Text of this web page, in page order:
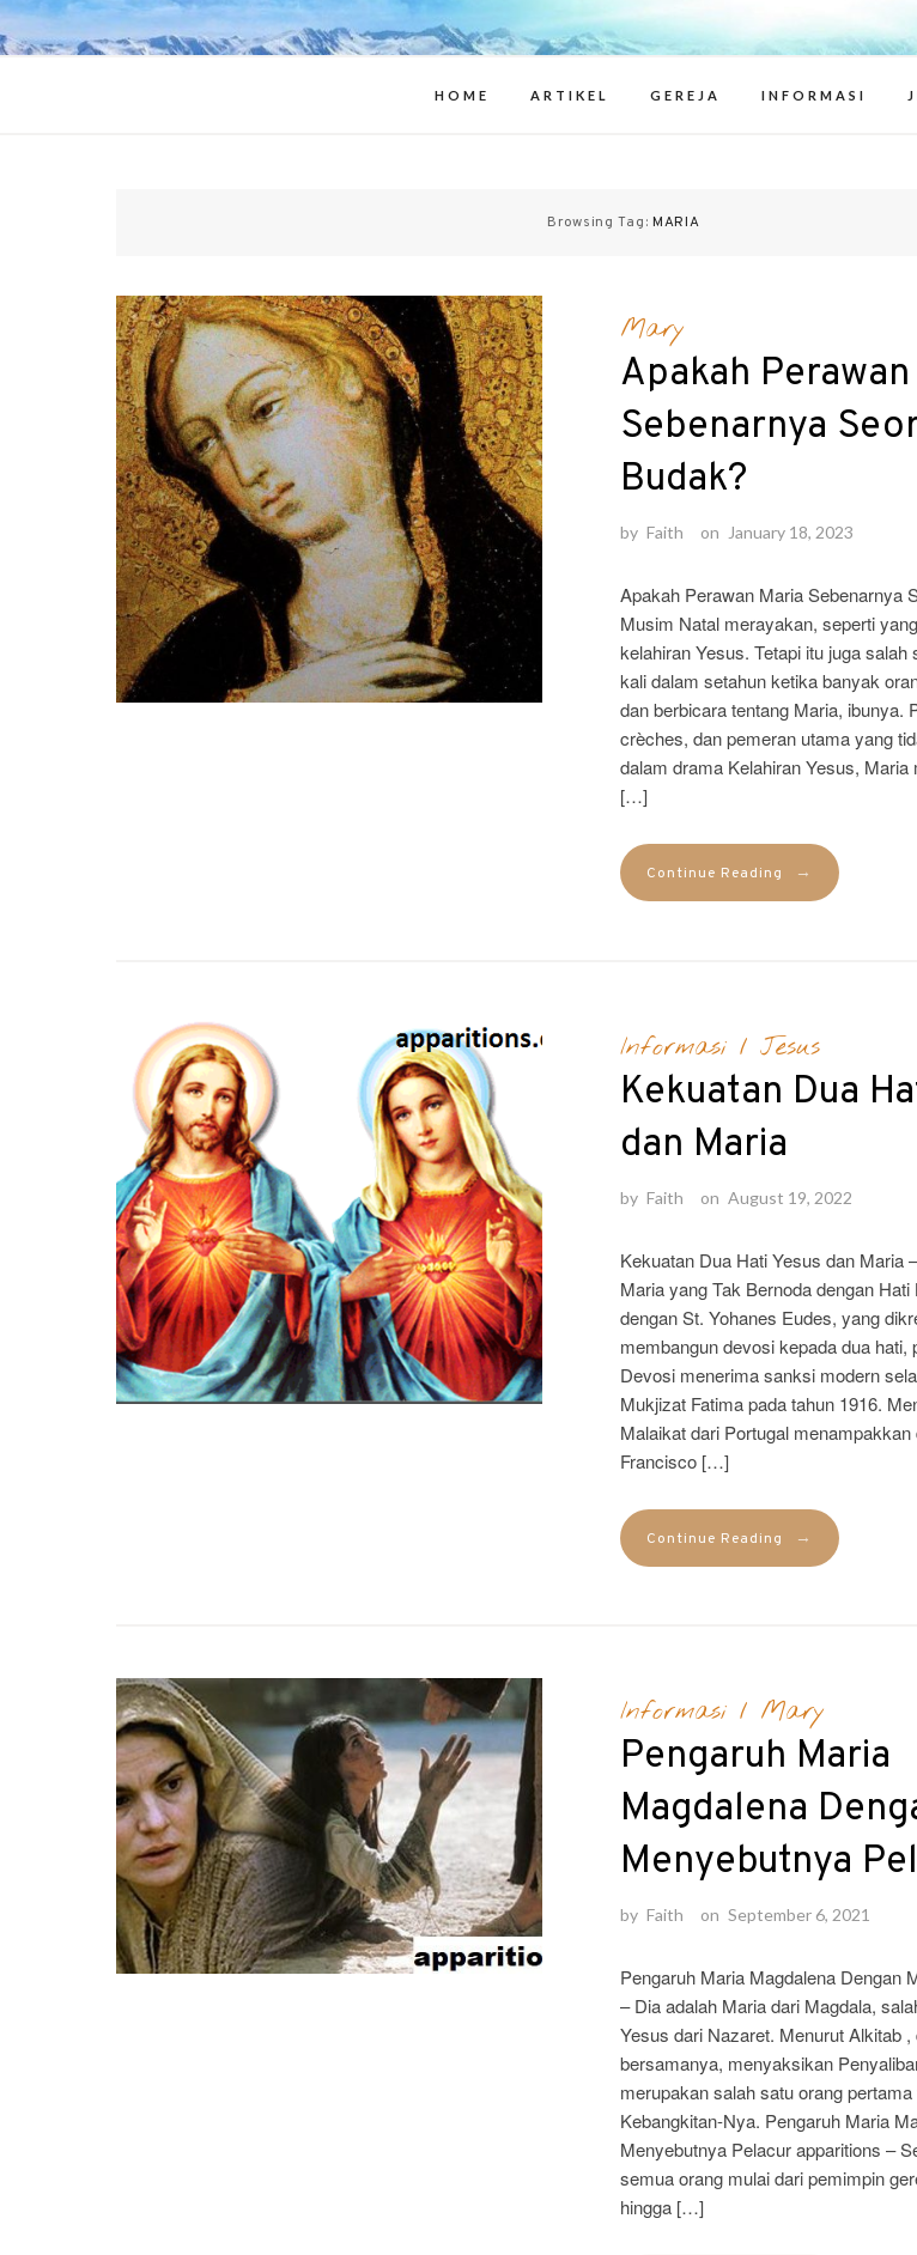
Apparitions of
HOME ARTIKEL GEREJA INFORMASI
Browsing Tag: MARIA
Mary
Apakah
Sebenarnya
Budak?
by Faith on January 18, 2023
Apakah Perawan Maria Sebenarnya
Musim Natal merayakan, seperti
kelahiran Yesus. Tetapi itu juga salah
kali dalam setahun ketika banyak
dan berbicara tentang Maria, ibunya.
crèches, dan pemeran utama yang
dalam drama Kelahiran Yesus, Maria
[…]
Continue Reading →
Informasi/ Jesus
Kekuatan Dua
dan Maria
by Faith on August 19, 2022
Kekuatan Dua Hati Yesus dan Maria
Maria yang Tak Bernoda dengan
dengan St. Yohanes Eudes, yang
membangun devosi kepada dua hati,
Devosi menerima sanksi modern
Mukjizat Fatima pada tahun 1916.
Malaikat dari Portugal menampakkan
Francisco […]
Continue Reading →
Informasi/ Mary
Pengaruh Maria
Magdalena
Menyebutnya
by Faith on September 6, 2021
Pengaruh Maria Magdalena Dengan
– Dia adalah Maria dari Magdala,
Yesus dari Nazaret. Menurut Alkitab ,
bersamanya, menyaksikan
merupakan salah satu orang
Kebangkitan-Nya. Pengaruh Maria
Menyebutnya Pelacur apparitions –
semua orang mulai dari pemimpin
hingga […]